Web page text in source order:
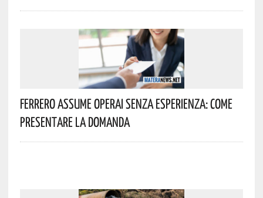
Ferrero Assume Operai Senza Esperienza: Come
Presentare La Domanda